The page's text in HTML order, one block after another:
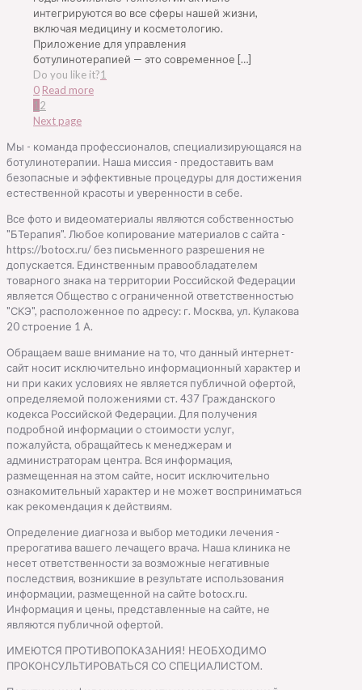
интегрируются во все сферы нашей жизни,
включая медицину и косметологию.
Приложение для управления
ботулинотерапией — это современное […]
Do you like it?1
0 Read more
1 2
Next page
Мы - команда профессионалов, специализирующаяся на
ботулинотерапии. Наша миссия - предоставить вам
безопасные и эффективные процедуры для достижения
естественной красоты и уверенности в себе.
Все фото и видеоматериалы являются собственностью
"БТерапия". Любое копирование материалов с сайта -
https://botocx.ru/ без письменного разрешения не
допускается. Единственным правообладателем
товарного знака на территории Российской Федерации
является Общество с ограниченной ответственностью
"СКЭ", расположенное по адресу: г. Москва, ул. Кулакова
20 строение 1 А.
Обращаем ваше внимание на то, что данный интернет-
сайт носит исключительно информационный характер и
ни при каких условиях не является публичной офертой,
определяемой положениями ст. 437 Гражданского
кодекса Российской Федерации. Для получения
подробной информации о стоимости услуг,
пожалуйста, обращайтесь к менеджерам и
администраторам центра. Вся информация,
размещенная на этом сайте, носит исключительно
ознакомительный характер и не может восприниматься
как рекомендация к действиям.
Определение диагноза и выбор методики лечения -
прерогатива вашего лечащего врача. Наша клиника не
несет ответственности за возможные негативные
последствия, возникшие в результате использования
информации, размещенной на сайте botocx.ru.
Информация и цены, представленные на сайте, не
являются публичной офертой.
ИМЕЮТСЯ ПРОТИВОПОКАЗАНИЯ! НЕОБХОДИМО
ПРОКОНСУЛЬТИРОВАТЬСЯ СО СПЕЦИАЛИСТОМ.